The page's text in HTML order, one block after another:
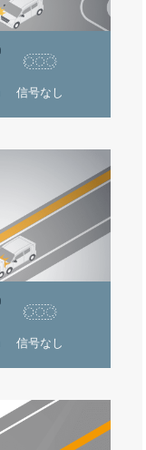
信号なし
信号なし